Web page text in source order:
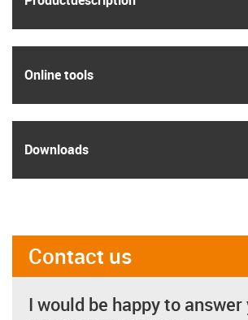
Online tools
Downloads
Contact us
I would be happy to answer